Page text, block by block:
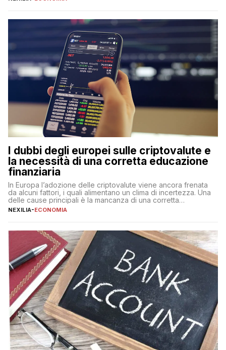
flessibilità e rendimento. Come funzionano […]
I dubbi degli europei sulle criptovalute e
la necessità di una corretta educazione
finanziaria
In Europa l’adozione delle criptovalute viene ancora frenata
da alcuni fattori, i quali alimentano un clima di incertezza. Una
delle cause principali è la mancanza di una corretta
educazione finanziaria, che impedisce ad una larga parte della
sulle criptovalute: […]
NEXILIA-ECONOMIA